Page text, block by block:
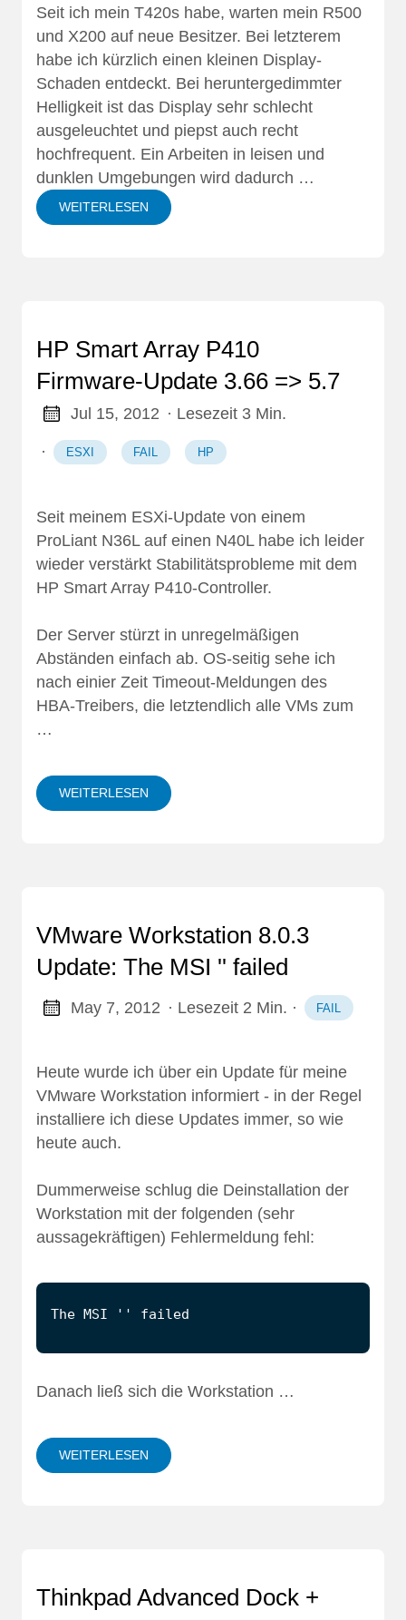
Seit ich mein T420s habe, warten mein R500
und X200 auf neue Besitzer. Bei letzterem
habe ich kürzlich einen kleinen Display-
Schaden entdeckt. Bei heruntergedimmter
Helligkeit ist das Display sehr schlecht
ausgeleuchtet und piepst auch recht
hochfrequent. Ein Arbeiten in leisen und
dunklen Umgebungen wird dadurch …
WEITERLESEN
HP Smart Array P410
Firmware-Update 3.66 => 5.7
Jul 15, 2012 · Lesezeit 3 Min.
· ESXI FAIL HP
Seit meinem ESXi-Update von einem
ProLiant N36L auf einen N40L habe ich leider
wieder verstärkt Stabilitätsprobleme mit dem
HP Smart Array P410-Controller.
Der Server stürzt in unregelmäßigen
Abständen einfach ab. OS-seitig sehe ich
nach einier Zeit Timeout-Meldungen des
HBA-Treibers, die letztendlich alle VMs zum
…
WEITERLESEN
VMware Workstation 8.0.3
Update: The MSI '' failed
May 7, 2012 · Lesezeit 2 Min. · FAIL
Heute wurde ich über ein Update für meine
VMware Workstation informiert - in der Regel
installiere ich diese Updates immer, so wie
heute auch.
Dummerweise schlug die Deinstallation der
Workstation mit der folgenden (sehr
aussagekräftigen) Fehlermeldung fehl:
Danach ließ sich die Workstation …
WEITERLESEN
Thinkpad Advanced Dock +